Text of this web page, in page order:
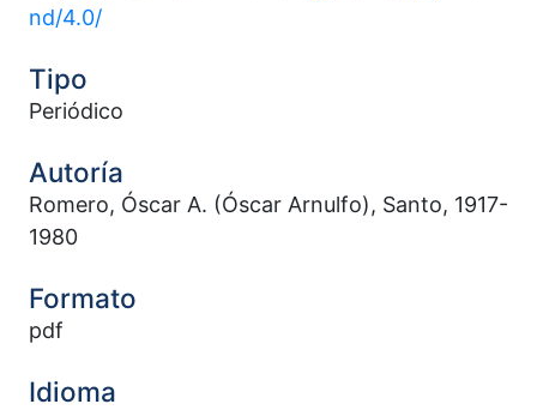
nd/4.0/
Tipo
Periódico
Autoría
Romero, Óscar A. (Óscar Arnulfo), Santo, 1917-
1980
Formato
pdf
Idioma